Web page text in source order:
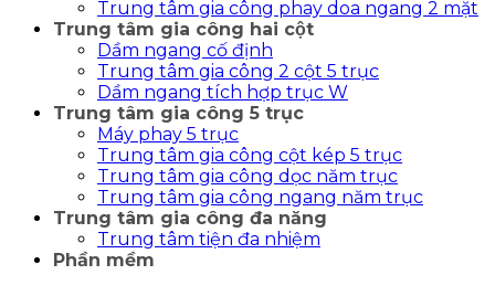
Trung tâm gia công phay doa ngang 2 mặt
Trung tâm gia công hai cột
Dầm ngang cố định
Trung tâm gia công 2 cột 5 trục
Dầm ngang tích hợp trục W
Trung tâm gia công 5 trục
Máy phay 5 trục
Trung tâm gia công cột kép 5 trục
Trung tâm gia công dọc năm trục
Trung tâm gia công ngang năm trục
Trung tâm gia công đa năng
Trung tâm tiện đa nhiệm
Phần mềm